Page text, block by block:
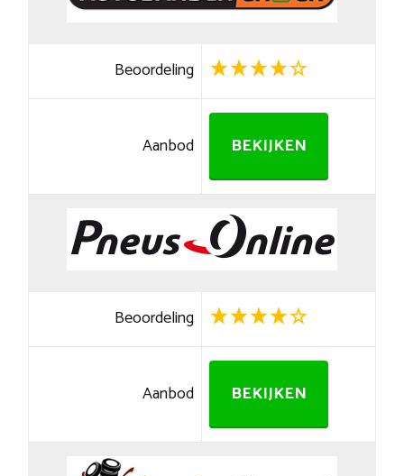
Beoordeling
Aanbod BEKIJKEN
Beoordeling
Aanbod BEKIJKEN